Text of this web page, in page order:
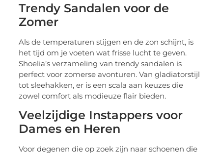
Trendy Sandalen voor de
Zomer
Als de temperaturen stijgen en de zon schijnt, is
het tijd om je voeten wat frisse lucht te geven.
Shoelia’s verzameling van trendy sandalen is
perfect voor zomerse avonturen. Van gladiatorstijl
tot sleehakken, er is een scala aan keuzes die
zowel comfort als modieuze flair bieden.
Veelzijdige Instappers voor
Dames en Heren
Voor degenen die op zoek zijn naar schoenen die